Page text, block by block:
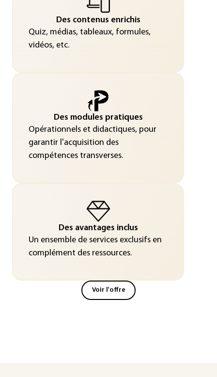
Des contenus enrichis
Quiz, médias, tableaux, formules,
vidéos, etc.
Des modules pratiques
Opérationnels et didactiques, pour
garantir l'acquisition des
compétences transverses.
Des avantages inclus
Un ensemble de services exclusifs en
complément des ressources.
Voir l'offre